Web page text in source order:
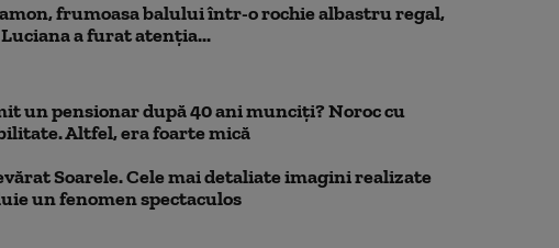
frumoasa balului într-o rochie albastru regal,
a furat atenția...
un pensionar după 40 ani munciți? Noroc cu
Altfel, era foarte mică
Soarele. Cele mai detaliate imagini realizate
un fenomen spectaculos